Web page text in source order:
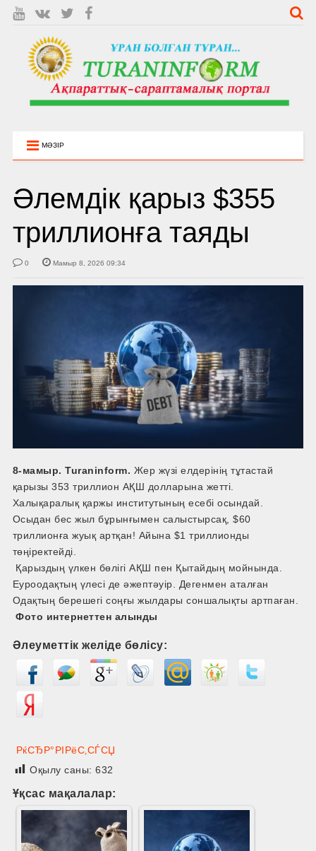
МӘЗІР
Әлемдік қарыз $355
триллионға таяды
0 Мамыр 8, 2026 09:34
8-мамыр. Turaninform. Жер жүзі елдерінің тұтастай
қарызы 353 триллион АҚШ долларына жетті.
Халықаралық қаржы институтының есебі осындай.
Осыдан бес жыл бұрынғымен салыстырсақ, $60
триллионға жуық артқан! Айына $1 триллионды
төңіректейді.
Қарыздың үлкен бөлігі АҚШ пен Қытайдың мойнында.
Еуроодақтың үлесі де әжептәуір. Дегенмен аталған
Одақтың берешегі соңғы жылдары соншалықты артпаған.
Фото интернеттен алынды
Әлеуметтік желіде бөлісу:
РќСЂР°РІРёС‚СЃСЏ
Оқылу саны:632
Ұқсас мақалалар: